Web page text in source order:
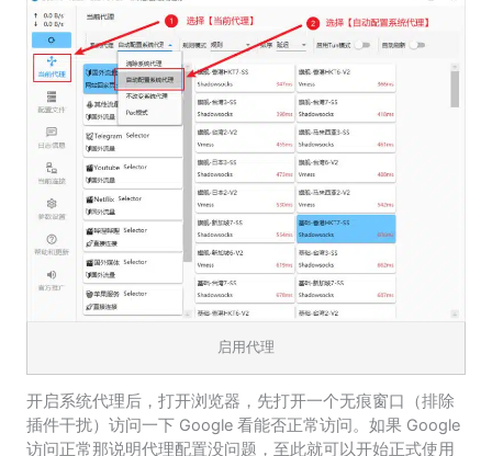
启用代理
开启系统代理后，打开浏览器，先打开一个无痕窗口（排除
插件干扰）访问一下 Google 看能否正常访问。如果 Google
访问正常那说明代理配置没问题，至此就可以开始正式使用